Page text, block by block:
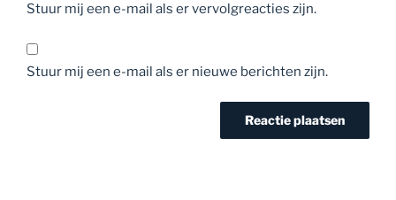
Stuur mij een e-mail als er vervolgreacties zijn.
Stuur mij een e-mail als er nieuwe berichten zijn.